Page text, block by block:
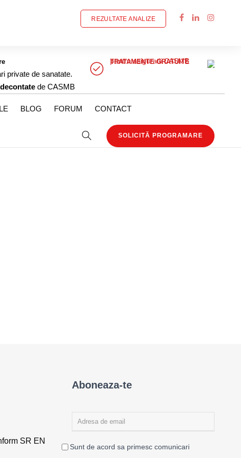
REZULTATE ANALIZE
private de sanatate.
decontate de CASMB
TRATAMENTE GRATUITE
pentru asiguratii CASMB
BLOG FORUM CONTACT
SOLICITĂ PROGRAMARE
SR EN
Aboneaza-te
Sunt de acord sa primesc comunicari